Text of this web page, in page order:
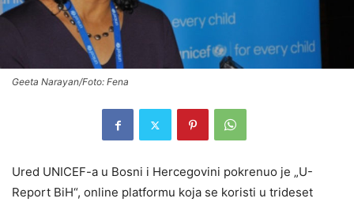
Geeta Narayan/Foto: Fena
Ured UNICEF-a u Bosni i Hercegovini pokrenuo je „U-
Report BiH“, online platformu koja se koristi u trideset